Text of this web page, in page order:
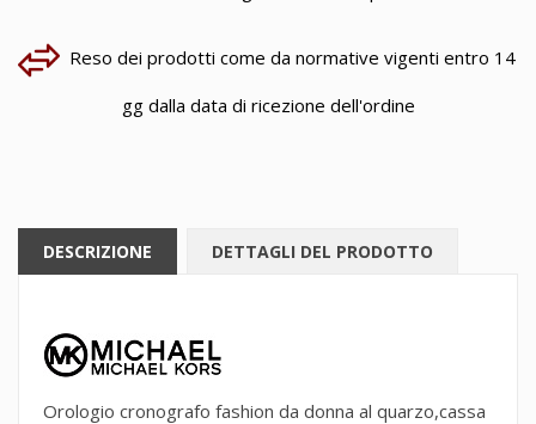
Reso dei prodotti come da normative vigenti entro 14
gg dalla data di ricezione dell'ordine
DESCRIZIONE DETTAGLI DEL PRODOTTO
Orologio cronografo fashion da donna al quarzo,cassa